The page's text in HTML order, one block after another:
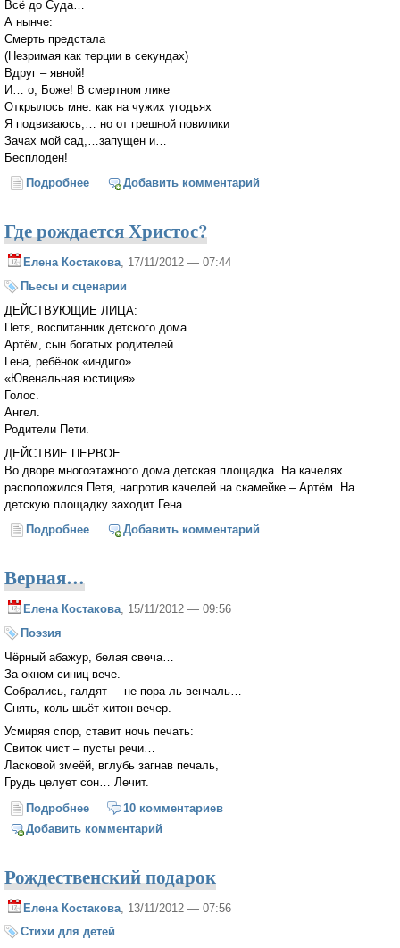
Всё до Суда…
А нынче:
Смерть предстала
(Незримая как терции в секундах)
Вдруг – явной!
И… о, Боже! В смертном лике
Открылось мне: как на чужих угодьях
Я подвизаюсь,… но от грешной повилики
Зачах мой сад,…запущен и…
Бесплоден!
Подробнее о Нет, не робок!
Добавить комментарий
Где рождается Христос?
Елена Костакова, 17/11/2012 — 07:44
Пьесы и сценарии
ДЕЙСТВУЮЩИЕ ЛИЦА:
Петя, воспитанник детского дома.
Артём, сын богатых родителей.
Гена, ребёнок «индиго».
«Ювенальная юстиция».
Голос.
Ангел.
Родители Пети.
ДЕЙСТВИЕ ПЕРВОЕ
Во дворе многоэтажного дома детская площадка. На качелях
расположился Петя, напротив качелей на скамейке – Артём. На
детскую площадку заходит Гена.
Подробнее о Где рождается Христос?
Добавить комментарий
Верная…
Елена Костакова , 15/11/2012 — 09:56
Поэзия
Чёрный абажур, белая свеча…
За окном синиц вече.
Собрались, галдят – не пора ль венчаль…
Снять, коль шьёт хитон вечер.
Усмиряя спор, ставит ночь печать:
Свиток чист – пусты речи…
Ласковой змеёй, вглубь загнав печаль,
Грудь целует сон… Лечит.
Подробнее о Верная…
10 комментариев
Добавить комментарий
Рождественский подарок
Елена Костакова , 13/11/2012 — 07:56
Стихи для детей